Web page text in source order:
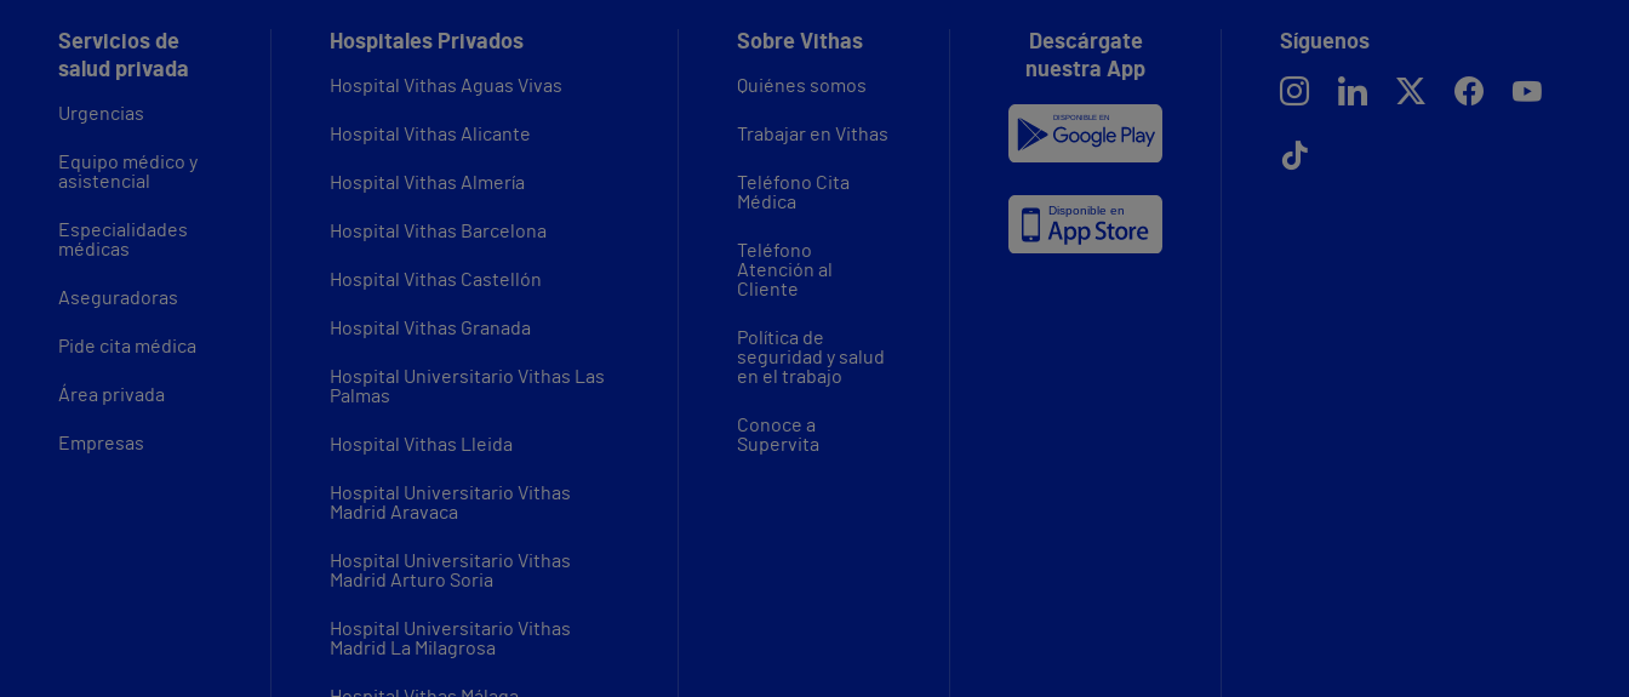
Servicios de
salud privada
Urgencias
Equipo médico y
asistencial
Especialidades
médicas
Aseguradoras
Pide cita médica
Área privada
Empresas
Hospitales Privados
Hospital Vithas Aguas Vivas
Hospital Vithas Alicante
Hospital Vithas Almería
Hospital Vithas Barcelona
Hospital Vithas Castellón
Hospital Vithas Granada
Hospital Universitario Vithas Las
Palmas
Hospital Vithas Lleida
Hospital Universitario Vithas
Madrid Aravaca
Hospital Universitario Vithas
Madrid Arturo Soria
Hospital Universitario Vithas
Madrid La Milagrosa
Sobre Vithas
Quiénes somos
Trabajar en Vithas
Teléfono Cita
Médica
Teléfono
Atención al
Cliente
Política de
seguridad y salud
en el trabajo
Conoce a
Supervita
Descárgate
nuestra App
Síguenos